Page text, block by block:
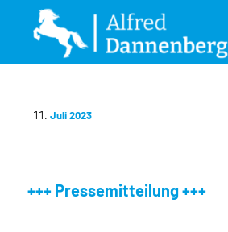
Juli 2023
+++ Pressemitteilung +++